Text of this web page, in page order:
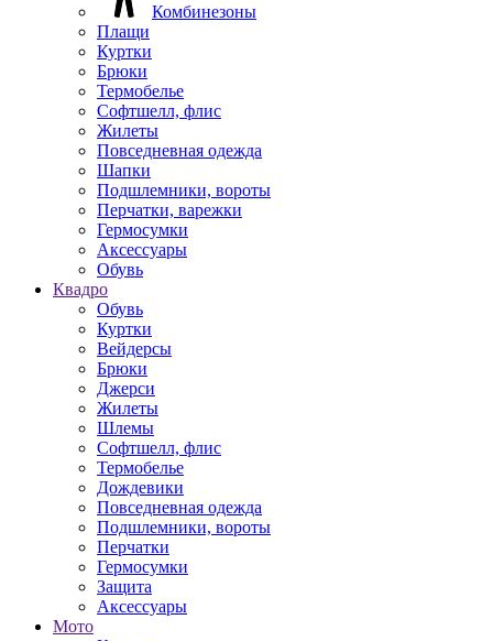
Комбинезоны
Плащи
Куртки
Брюки
Термобелье
Софтшелл, флис
Жилеты
Повседневная одежда
Шапки
Подшлемники, вороты
Перчатки, варежки
Гермосумки
Аксессуары
Обувь
Квадро
Обувь
Куртки
Вейдерсы
Брюки
Джерси
Жилеты
Шлемы
Софтшелл, флис
Термобелье
Дождевики
Повседневная одежда
Подшлемники, вороты
Перчатки
Гермосумки
Защита
Аксессуары
Мото